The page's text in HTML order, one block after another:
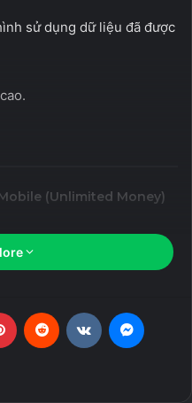
sử dụng dữ liệu đã được
(Unlimited Money)
Island
Energy)
Pinterest Reddit VKontakte